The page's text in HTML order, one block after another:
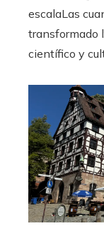
escalaLas
transformado
científico y